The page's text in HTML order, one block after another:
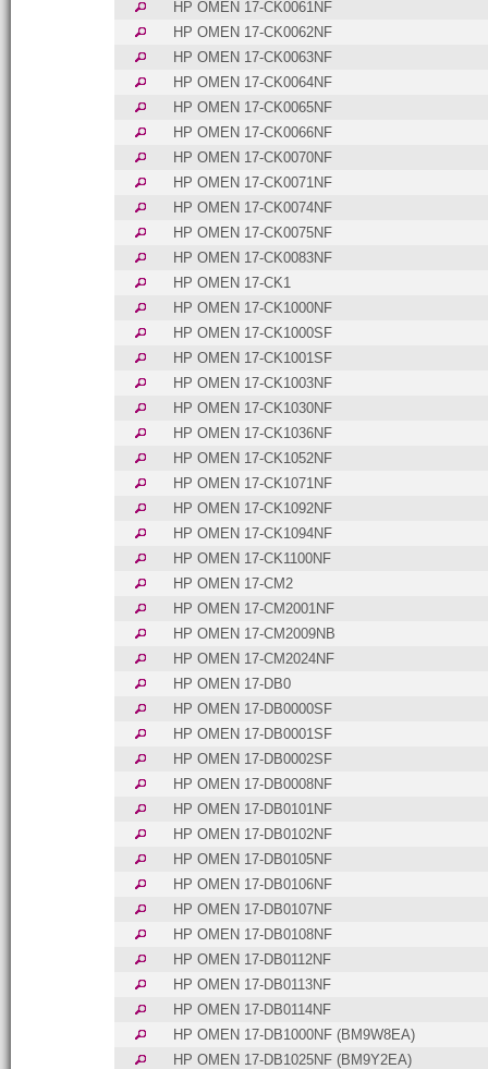
HP OMEN 17-CK0061NF
HP OMEN 17-CK0062NF
HP OMEN 17-CK0063NF
HP OMEN 17-CK0064NF
HP OMEN 17-CK0065NF
HP OMEN 17-CK0066NF
HP OMEN 17-CK0070NF
HP OMEN 17-CK0071NF
HP OMEN 17-CK0074NF
HP OMEN 17-CK0075NF
HP OMEN 17-CK0083NF
HP OMEN 17-CK1
HP OMEN 17-CK1000NF
HP OMEN 17-CK1000SF
HP OMEN 17-CK1001SF
HP OMEN 17-CK1003NF
HP OMEN 17-CK1030NF
HP OMEN 17-CK1036NF
HP OMEN 17-CK1052NF
HP OMEN 17-CK1071NF
HP OMEN 17-CK1092NF
HP OMEN 17-CK1094NF
HP OMEN 17-CK1100NF
HP OMEN 17-CM2
HP OMEN 17-CM2001NF
HP OMEN 17-CM2009NB
HP OMEN 17-CM2024NF
HP OMEN 17-DB0
HP OMEN 17-DB0000SF
HP OMEN 17-DB0001SF
HP OMEN 17-DB0002SF
HP OMEN 17-DB0008NF
HP OMEN 17-DB0101NF
HP OMEN 17-DB0102NF
HP OMEN 17-DB0105NF
HP OMEN 17-DB0106NF
HP OMEN 17-DB0107NF
HP OMEN 17-DB0108NF
HP OMEN 17-DB0112NF
HP OMEN 17-DB0113NF
HP OMEN 17-DB0114NF
HP OMEN 17-DB1000NF (BM9W8EA)
HP OMEN 17-DB1025NF (BM9Y2EA)